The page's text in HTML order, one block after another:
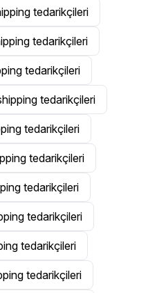
tedarikçileri
tedarikçileri
tedarikçileri
tedarikçileri
tedarikçileri
tedarikçileri
tedarikçileri
tedarikçileri
tedarikçileri
tedarikçileri